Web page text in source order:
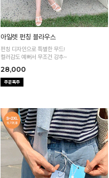
아일렛 펀칭 블라우스
펀칭 디자인으로 특별한 무드!
컬러감도 예뻐서 무조건 강추~
28,000